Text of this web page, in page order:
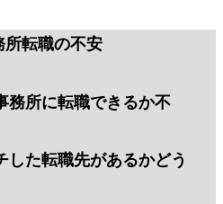
所転職の不安
務所に転職できるか不
した転職先があるかどう